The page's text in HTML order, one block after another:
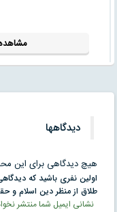
دیدگاهها
هیچ دیدگاهی برای این
اولین نفری باشید که
طلاق از منظر دين اسلام و
نشانی ایمیل شما منتشر